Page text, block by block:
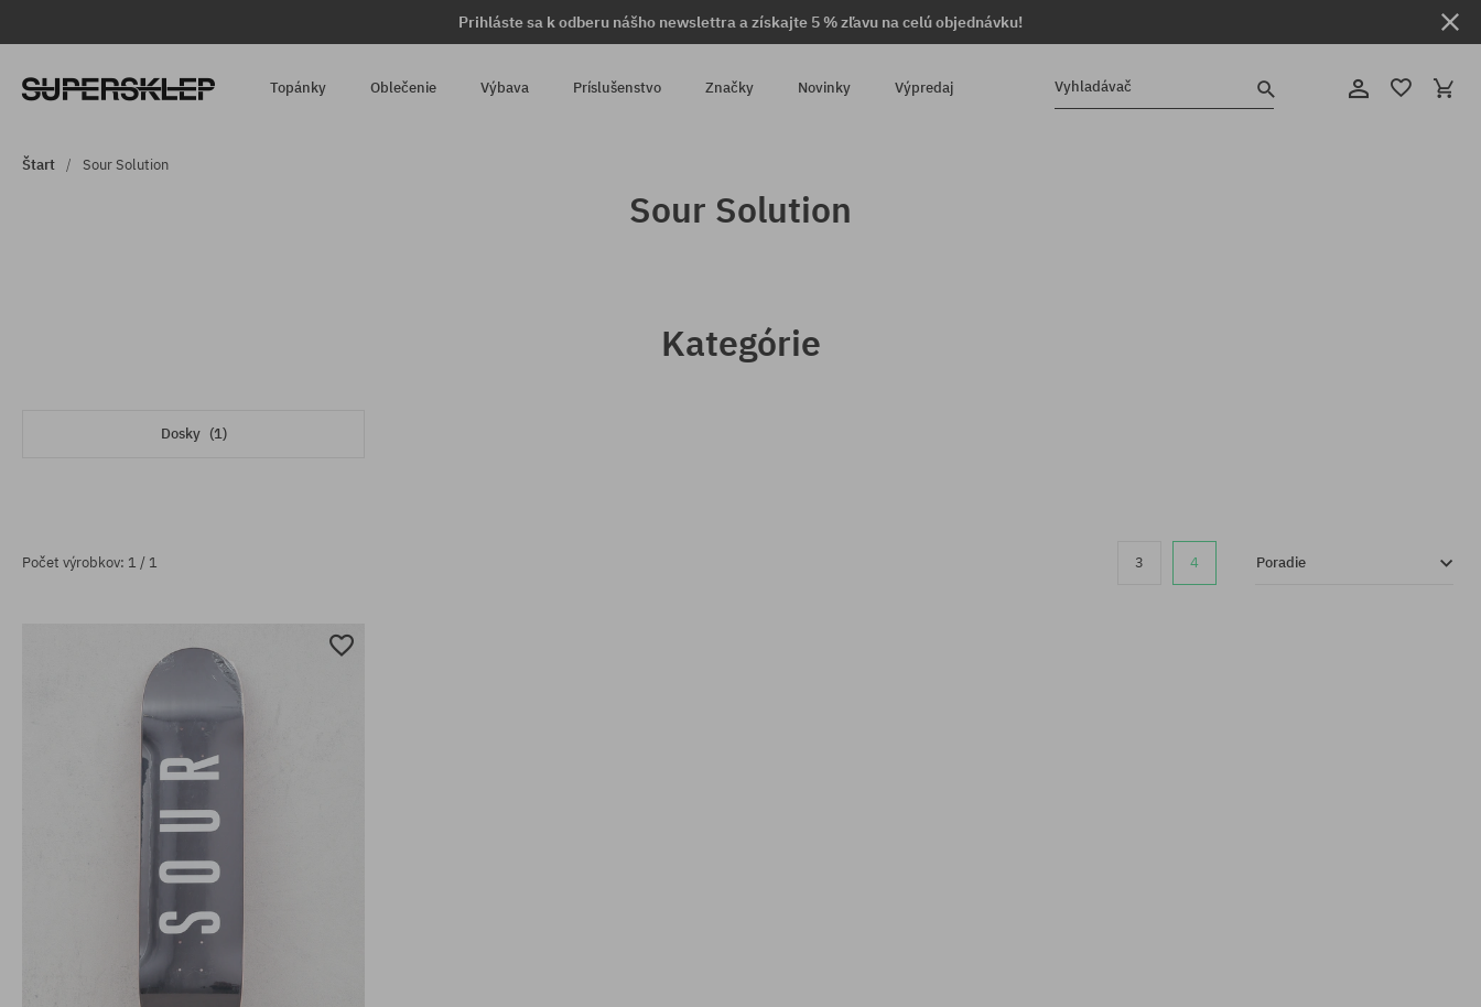
Prihláste sa k odberu nášho newslettra a získajte 5 % zľavu na celú objednávku!
Topánky Oblečenie Výbava Príslušenstvo Značky Novinky Výpredaj Vyhladávač
Štart Sour Solution
Sour Solution
Kategórie
Dosky (1)
Počet výrobkov: 1 / 1 3 4 Poradie